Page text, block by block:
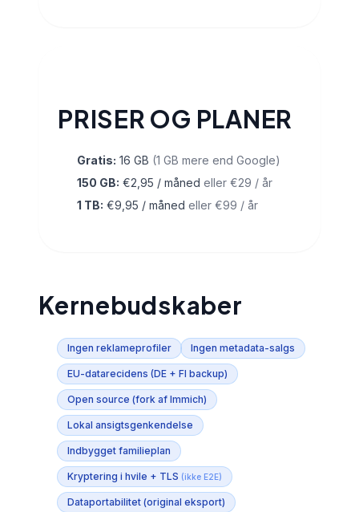
PRISER OG PLANER
Gratis: 16 GB (1 GB mere end Google)
150 GB: €2,95 / måned eller €29 / år
1 TB: €9,95 / måned eller €99 / år
Kernebudskaber
Ingen reklameprofiler Ingen metadata-salgs
EU-datarecidens (DE + FI backup)
Open source (fork af Immich)
Lokal ansigtsgenkendelse
Indbygget familieplan
Kryptering i hvile + TLS (ikke E2E)
Dataportabilitet (original eksport)